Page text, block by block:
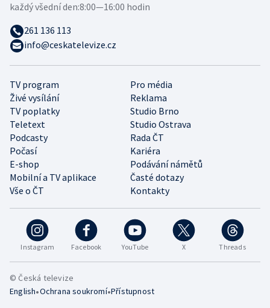
Instagram Facebook YouTube X Threads
TV program
Pro média
Živé vysílání
Reklama
TV poplatky
Studio Brno
Teletext
Studio Ostrava
Podcasty
Rada ČT
Počasí
Kariéra
E-shop
Podávání námětů
Mobilní a TV aplikace
Časté dotazy
Vše o ČT
Kontakty
každý všední den:8:00—16:00 hodin
261 136 113
info@ceskatelevize.cz
© Česká televize
English•Ochrana soukromí•Přístupnost